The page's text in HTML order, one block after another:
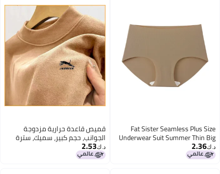
Fat Sister Seamless Plus Size
Underwear Suit Summer Thin Big
Chest Small Comfortable Wireless
Sports Vest
د.ك‏2.36
قميص قاعدة حرارية مزدوجة
الجوانب، حجم كبير، سميك، سترة
رجالية، قميص تي شيرت بأكمام
طويلة، ياقة عالية، قميص قاعدة
د.ك‏2.53